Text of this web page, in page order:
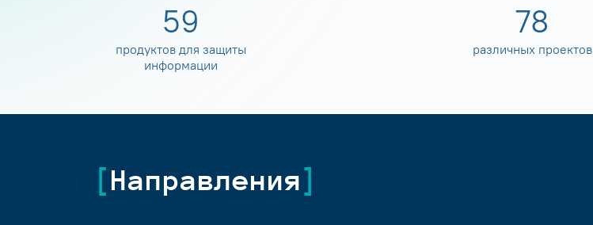
60
продуктов для защиты
информации
80
различных проектов
Направления